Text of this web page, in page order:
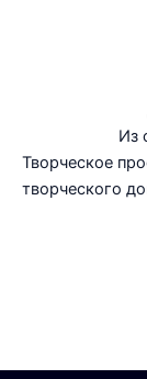
Из
Творческое
творческого